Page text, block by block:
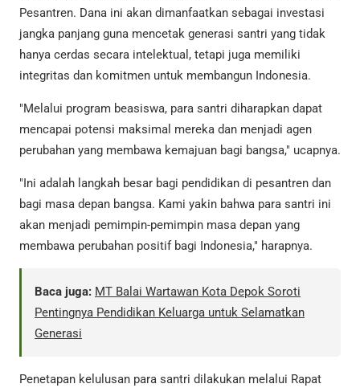
Pesantren. Dana ini akan dimanfaatkan sebagai investasi
jangka panjang guna mencetak generasi santri yang tidak
hanya cerdas secara intelektual, tetapi juga memiliki
integritas dan komitmen untuk membangun Indonesia.
"Melalui program beasiswa, para santri diharapkan dapat
mencapai potensi maksimal mereka dan menjadi agen
perubahan yang membawa kemajuan bagi bangsa," ucapnya.
"Ini adalah langkah besar bagi pendidikan di pesantren dan
bagi masa depan bangsa. Kami yakin bahwa para santri ini
akan menjadi pemimpin-pemimpin masa depan yang
membawa perubahan positif bagi Indonesia," harapnya.
Baca juga: MT Balai Wartawan Kota Depok Soroti
Pentingnya Pendidikan Keluarga untuk Selamatkan
Generasi
Penetapan kelulusan para santri dilakukan melalui Rapat